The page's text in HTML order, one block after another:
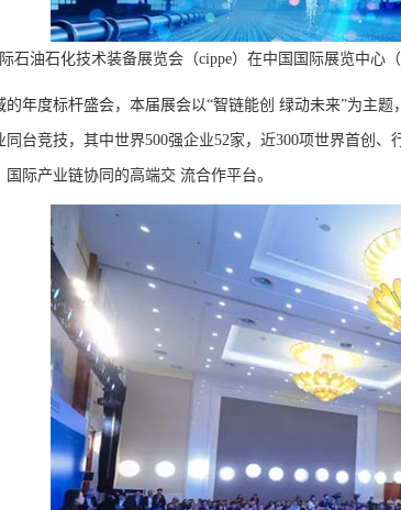
石油石化技术装备展览会（cippe）在中国国际展览中心（
年度标杆盛会，本届展会以“智链能创 绿动未来”为主
同台竞技，其中世界500强企业52家，近300项世界首创
际产业链协同的高端交 流合作平台。